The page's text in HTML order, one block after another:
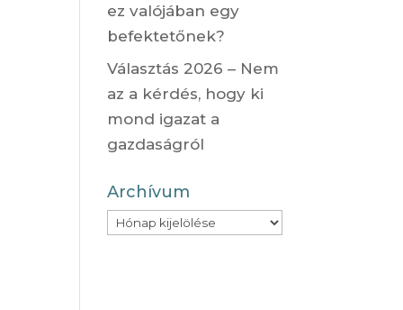
ez valójában egy
befektetőnek?
Választás 2026 – Nem
az a kérdés, hogy ki
mond igazat a
gazdaságról
Archívum
Archívum